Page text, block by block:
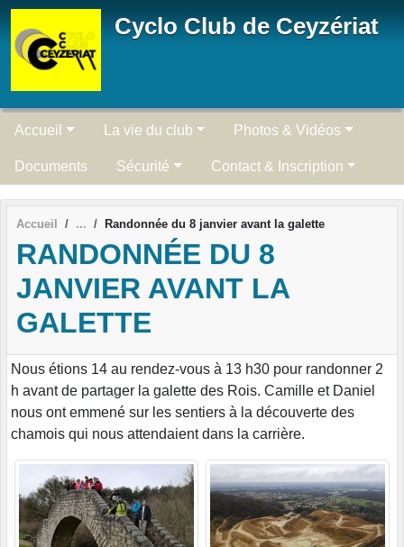
Cyclo Club de Ceyzériat
Accueil La vie du club Photos & Vidéos
Documents Sécurité Contact & Inscription
Accueil Randonnée du 8 janvier avant la galette
RANDONNÉE DU 8
JANVIER AVANT LA
GALETTE
Nous étions 14 au rendez-vous à 13 h30 pour randonner 2
h avant de partager la galette des Rois. Camille et Daniel
nous ont emmené sur les sentiers à la découverte des
chamois qui nous attendaient dans la carrière.
Panneau de gestion des cookies